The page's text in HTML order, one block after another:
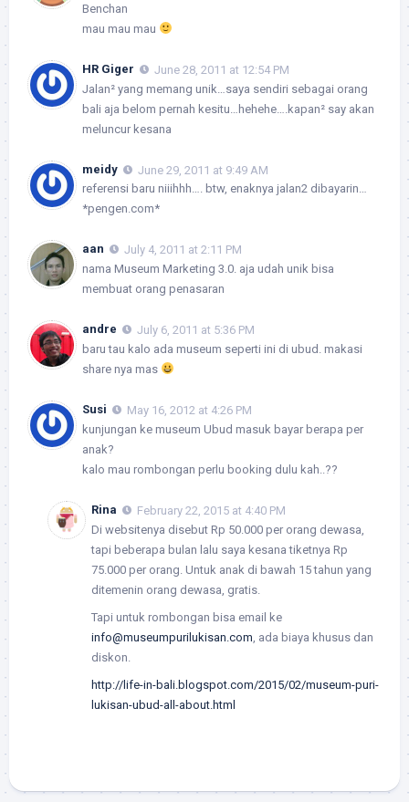
Benchan
mau mau mau
HR Giger
June 28, 2011 at 12:54 PM
Jalan² yang memang unik…saya sendiri sebagai orang
bali aja belom pernah kesitu…hehehe….kapan² say akan
meluncur kesana
meidy
June 29, 2011 at 9:49 AM
referensi baru niiihhh…. btw, enaknya jalan2 dibayarin…
*pengen.com*
aan
July 4, 2011 at 2:11 PM
nama Museum Marketing 3.0. aja udah unik bisa
membuat orang penasaran
andre
July 6, 2011 at 5:36 PM
baru tau kalo ada museum seperti ini di ubud. makasi
share nya mas
Susi
May 16, 2012 at 4:26 PM
kunjungan ke museum Ubud masuk bayar berapa per
anak?
kalo mau rombongan perlu booking dulu kah..??
Rina
February 22, 2015 at 4:40 PM
Di websitenya disebut Rp 50.000 per orang dewasa,
tapi beberapa bulan lalu saya kesana tiketnya Rp
75.000 per orang. Untuk anak di bawah 15 tahun yang
ditemenin orang dewasa, gratis.
Tapi untuk rombongan bisa email ke
info@museumpurilukisan.com , ada biaya khusus dan
diskon.
http://life-in-bali.blogspot.com/2015/02/museum-puri-
lukisan-ubud-all-about.html